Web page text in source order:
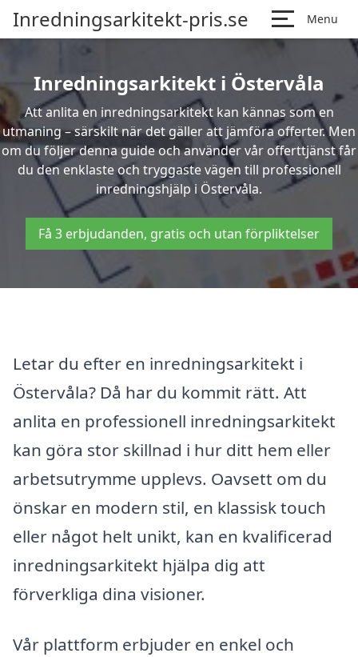
Inredningsarkitekt-pris.se Menu
Inredningsarkitekt i Östervåla
Att anlita en inredningsarkitekt kan kännas som en
utmaning – särskilt när det gäller att jämföra offerter. Men
om du följer denna guide och använder vår offerttjänst får
du den enklaste och tryggaste vägen till professionell
inredningshjälp i Östervåla.
Få 3 erbjudanden, gratis och utan förpliktelser
Letar du efter en inredningsarkitekt i
Östervåla? Då har du kommit rätt. Att
anlita en professionell inredningsarkitekt
kan göra stor skillnad i hur ditt hem eller
arbetsutrymme upplevs. Oavsett om du
önskar en modern stil, en klassisk touch
eller något helt unikt, kan en kvalificerad
inredningsarkitekt hjälpa dig att
förverkliga dina visioner.
Vår plattform erbjuder en enkel och